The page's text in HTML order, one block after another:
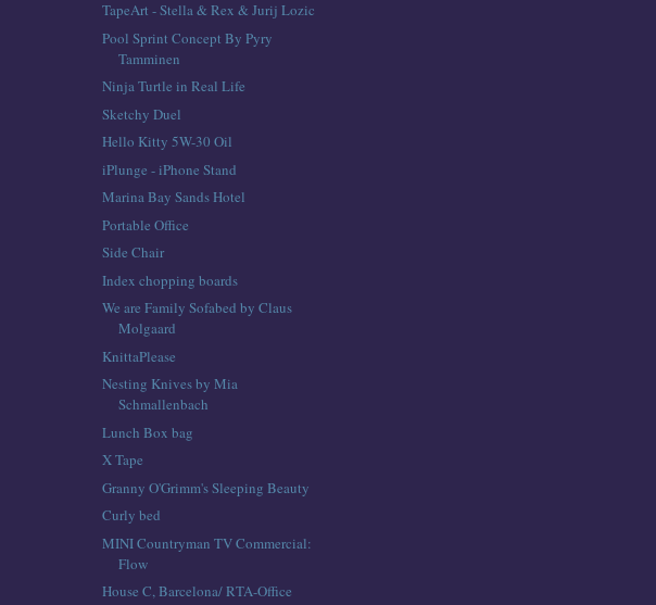
TapeArt - Stella & Rex & Jurij Lozic
Pool Sprint Concept By Pyry
Tamminen
Ninja Turtle in Real Life
Sketchy Duel
Hello Kitty 5W-30 Oil
iPlunge - iPhone Stand
Marina Bay Sands Hotel
Portable Office
Side Chair
Index chopping boards
We are Family Sofabed by Claus
Molgaard
KnittaPlease
Nesting Knives by Mia
Schmallenbach
Lunch Box bag
X Tape
Granny O'Grimm's Sleeping Beauty
Curly bed
MINI Countryman TV Commercial:
Flow
House C, Barcelona/ RTA-Office